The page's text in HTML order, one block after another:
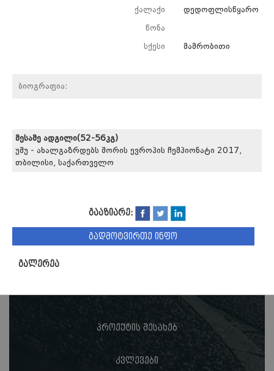
ქალაქი დედოფლისწყარო
წონა
სქესი მამრობითი
ბიოგრაფია:
მესამე ადგილი(52-56კგ)
უშუ - ახალგაზრდებს შორის ევროპის ჩემპიონატი 2017,
თბილისი, საქართველო
გააზიარე:
გადმოტვირთე ინფო
გალერეა
პროექტის შესახებ
კვლევები